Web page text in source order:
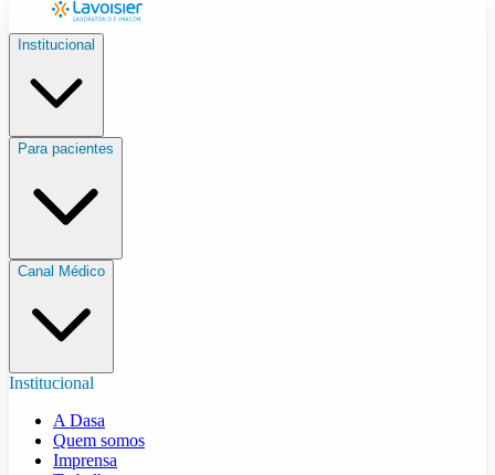
Institucional
Para pacientes
Canal Médico
Institucional
A Dasa
Quem somos
Imprensa